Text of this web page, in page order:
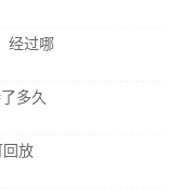
经过哪
多久
放